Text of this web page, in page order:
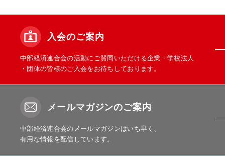
入会のご案内
中部経済連合会の活動にご賛同いただける企業・学校法人
・団体の皆様のご入会をお待ちしております。
メールマガジンのご案内
中部経済連合会のメールマガジンはいち早く、
有用な情報を配信しています。